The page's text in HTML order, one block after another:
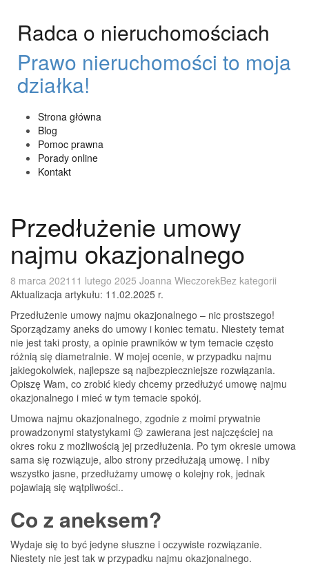
treściRadca o nieruchomościach
Prawo nieruchomości to moja
działka!
Strona główna
Blog
Pomoc prawna
Porady online
Kontakt
Przedłużenie umowy
najmu okazjonalnego
8 marca 2021 11 lutego 2025 Joanna WieczorekBez kategorii
Aktualizacja artykułu: 11.02.2025 r.
Przedłużenie umowy najmu okazjonalnego – nic prostszego!
Sporządzamy aneks do umowy i koniec tematu. Niestety temat
nie jest taki prosty, a opinie prawników w tym temacie często
różnią się diametralnie. W mojej ocenie, w przypadku najmu
jakiegokolwiek, najlepsze są najbezpieczniejsze rozwiązania.
Opiszę Wam, co zrobić kiedy chcemy przedłużyć umowę najmu
okazjonalnego i mieć w tym temacie spokój.
Umowa najmu okazjonalnego, zgodnie z moimi prywatnie
prowadzonymi statystykami 😉 zawierana jest najczęściej na
okres roku z możliwością jej przedłużenia. Po tym okresie umowa
sama się rozwiązuje, albo strony przedłużają umowę. I niby
wszystko jasne, przedłużamy umowę o kolejny rok, jednak
pojawiają się wątpliwości..
Co z aneksem?
Wydaje się to być jedyne słuszne i oczywiste rozwiązanie.
Niestety nie jest tak w przypadku najmu okazjonalnego.